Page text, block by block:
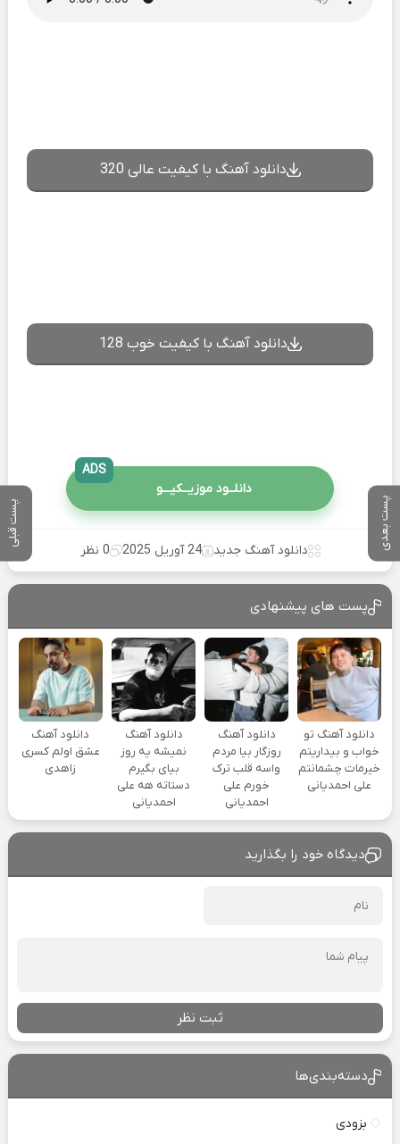
پست بعدی پست قبلی
دانلود آهنگ با کیفیت عالی 320
دانلود آهنگ با کیفیت خوب 128
دانلــود موزیــکیـــو
ADS
دانلود آهنگ جدید 24 آوریل 2025 0 نظر
پست های پیشنهادی
دانلود آهنگ تو
خواب و بیداریتم
خیرمات چشمانتم
علی احمدیانی
دانلود آهنگ
روزگار بیا مردم
واسه قلب ترک
خورم علی
احمدیانی
دانلود آهنگ
نمیشه یه روز
بیای بگیرم
دستاته هه علی
احمدیانی
دانلود آهنگ
عشق اولم کسری
زاهدی
دیدگاه خود را بگذارید
ثبت نظر
دسته‌بندی‌ها
بزودی